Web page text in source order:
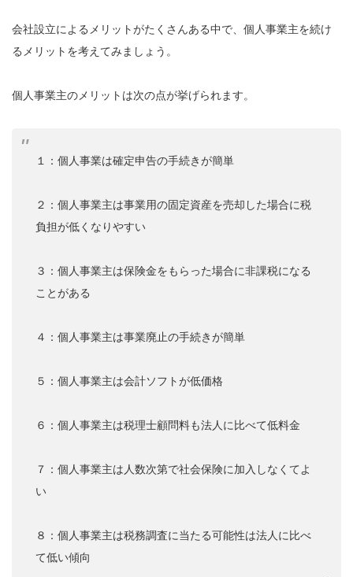
会社設立によるメリットがたくさんある中で、個人事業主を続け
るメリットを考えてみましょう。
個人事業主のメリットは次の点が挙げられます。
１：個人事業は確定申告の手続きが簡単
２：個人事業主は事業用の固定資産を売却した場合に税
負担が低くなりやすい
３：個人事業主は保険金をもらった場合に非課税になる
ことがある
４：個人事業主は事業廃止の手続きが簡単
５：個人事業主は会計ソフトが低価格
６：個人事業主は税理士顧問料も法人に比べて低料金
７：個人事業主は人数次第で社会保険に加入しなくてよ
い
８：個人事業主は税務調査に当たる可能性は法人に比べ
て低い傾向